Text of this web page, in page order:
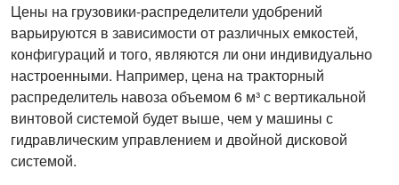
Цены на грузовики-распределители удобрений
варьируются в зависимости от различных емкостей,
конфигураций и того, являются ли они индивидуально
настроенными. Например, цена на тракторный
распределитель навоза объемом 6 м³ с вертикальной
винтовой системой будет выше, чем у машины с
гидравлическим управлением и двойной дисковой
системой.